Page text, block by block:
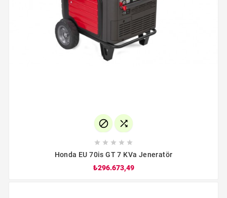
 
    
Honda EU 70is GT 7 KVa Jeneratör
₺296.673,49